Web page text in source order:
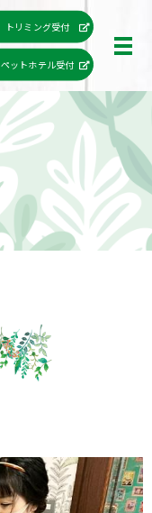
トリミング受付
ペットホテル受付